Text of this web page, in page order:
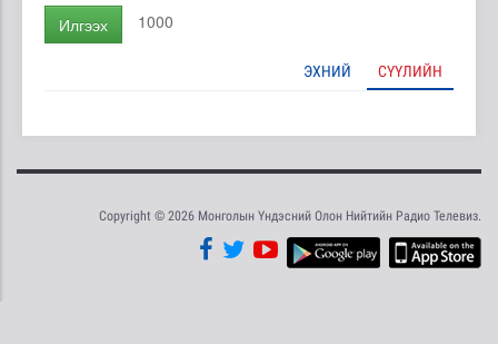
Илгээх 1000
ЭХНИЙ СҮҮЛИЙН
Copyright © 2026 Монголын Үндэсний Олон Нийтийн Радио Телевиз.